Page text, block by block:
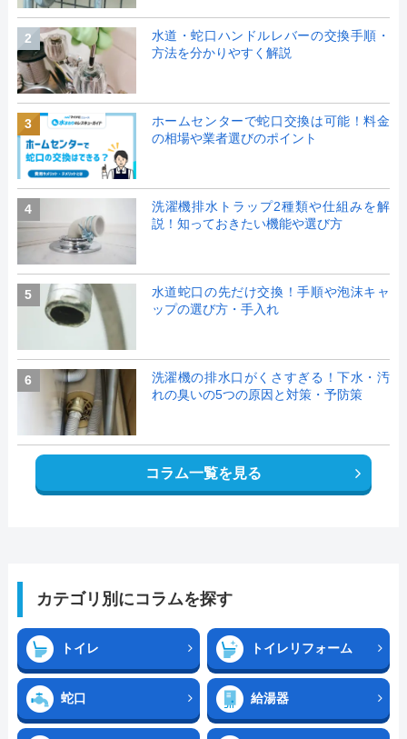
2
水道・蛇口ハンドルレバーの交換手順・
方法を分かりやすく解説
3
ホームセンターで蛇口交換は可能！料金
の相場や業者選びのポイント
4
洗濯機排水トラップ2種類や仕組みを解
説！知っておきたい機能や選び方
5
水道蛇口の先だけ交換！手順や泡沫キャ
ップの選び方・手入れ
6
洗濯機の排水口がくさすぎる！下水・汚
れの臭いの5つの原因と対策・予防策
コラム一覧を見る
カテゴリ別にコラムを探す
トイレ トイレリフォーム
蛇口 給湯器